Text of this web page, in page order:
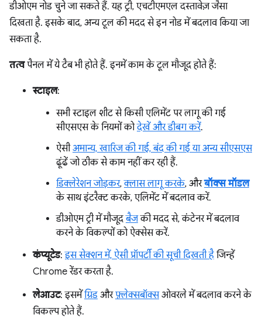
डीओएम नोड चुने जा सकते हैं. यह ट्री, एचटीएमएल दस्तावेज़ जैसा
दिखता है. इसके बाद, अन्य टूल की मदद से इन नोड में बदलाव किया जा
सकता है.
तत्वपैनल में ये टैब भी होते हैं. इनमें काम के टूल मौजूद होते हैं:
स्टाइल:
सभी स्टाइल शीट से किसी एलिमेंट पर लागू की गई
सीएसएस के नियमों कोदेखें और डीबग करें.
ऐसीअमान्य, खारिज की गई, बंद की गई या अन्य सीएसएस
ढूंढें जो ठीक से काम नहीं कर रही हैं.
डिक्लेरेशन जोड़कर,क्लास लागू करके, औरबॉक्स मॉडल
के साथ इंटरैक्ट करके, एलिमेंट में बदलाव करें.
डीओएम ट्री में मौजूदबैजकी मदद से, कंटेनर में बदलाव
करने के विकल्पों को ऐक्सेस करें.
कंप्यूटेड:इस सेक्शन में, ऐसी प्रॉपर्टी की सूची दिखती है जिन्हें
Chrome रेंडर करता है.
लेआउट: इसमेंग्रिड औरफ़्लेक्सबॉक्सओवरले में बदलाव करने के
विकल्प होते हैं.